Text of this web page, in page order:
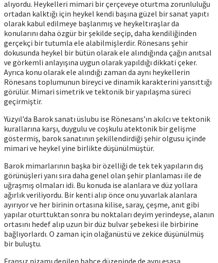
alıyordu. Heykelleri mimari bir çerçeveye oturtma zorunluluğu
ortadan kalktığı için heykel kendi başına güzel bir sanat yapıtı
olarak kabul edilmeye başlanmış ve heykeltıraşlar da
konularını daha özgür bir şekilde seçip, daha kendiliğinden
gerçekçi bir tutumla ele alabilmişlerdir. Rönesans şehir
dokusunda heykel bir bütün olarak ele alındığında çağın anıtsal
ve görkemli anlayışına uygun olarak yapıldığı dikkati çeker.
Ayrıca konu olarak ele alındığı zaman da aynı heykellerin
Rönesans toplumunun bireyci ve dinamik karakterini yansıttığı
görülür. Mimari simetrik ve tektonik bir yapılaşma süreci
geçirmiştir.
Yüzyıl’da Barok sanatı üslubu ise Rönesans’ın akılcı ve tektonik
kurallarına karşı, duygulu ve coşkulu atektonik bir gelişme
göstermiş, barok sanatının şekillendirdiği şehir olgusu içinde
mimari ve heykel yine birlikte düşünülmüştür.
Barok mimarlarının başka bir özelliği de tek tek yapıların dış
görünüşleri yanı sıra daha genel olan şehir planlaması ile de
uğraşmış olmaları idi. Bu konuda ise alanlara ve düz yollara
ağırlık veriliyordu. Bir kenti alıp önce onu yuvarlak alanlara
ayırıyor ve her birinin ortasına kilise, saray, çeşme, anıt gibi
yapılar oturttuktan sonra bu noktaları deyim yerindeyse, alanın
ortasını hedef alıp uzun bir düz bulvar şebekesi ile birbirine
bağlıyorlardı. O zaman için olağanüstü ve zekice düşünülmüş
bir buluştu.
Fransız nizamı denilen bahçe düzeninde de aynı esasa